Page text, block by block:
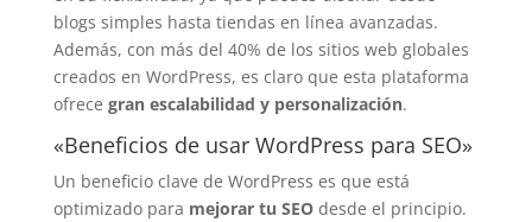
blogs simples hasta tiendas en línea avanzadas.
Además, con más del 40% de los sitios web globales
creados en WordPress, es claro que esta plataforma
ofrece gran escalabilidad y personalización.
«Beneficios de usar WordPress para SEO»
Un beneficio clave de WordPress es que está
optimizado para mejorar tu SEOdesde el principio.